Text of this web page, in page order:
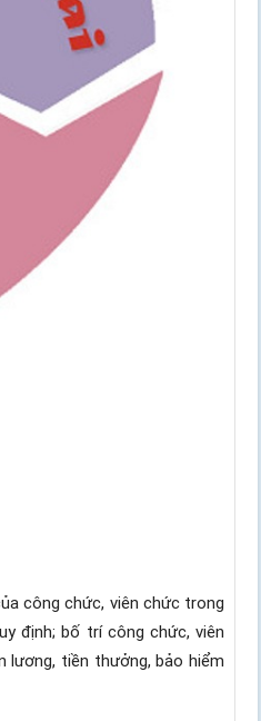
công chức, viên chức trong
định; bố trí công chức, viên
lương, tiền thưởng, bảo hiểm